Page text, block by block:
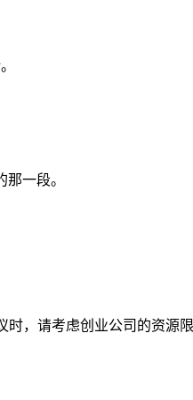
一段。
时，请考虑创业公司的资源